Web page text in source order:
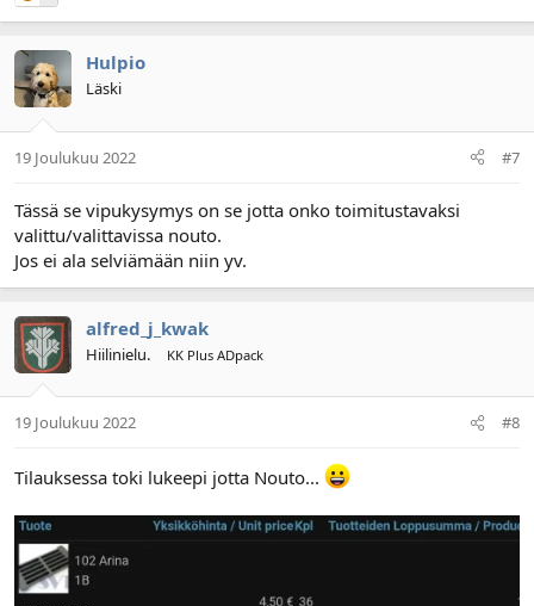
Hulpio
Läski
19 Joulukuu 2022 #7
Tässä se vipukysymys on se jotta onko toimitustavaksi
valittu/valittavissa nouto.
Jos ei ala selviämään niin yv.
alfred_j_kwak
Hiilinielu. KK Plus ADpack
19 Joulukuu 2022 #8
Tilauksessa toki lukeepi jotta Nouto...